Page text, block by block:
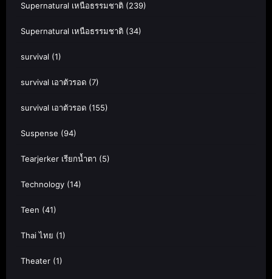
Supernatural เหนือธรรมชาติ (239)
Supernatural เหนือธรรมชาติ (34)
survival (1)
survival เอาตัวรอด (7)
survival เอาตัวรอด (155)
Suspense (94)
Tearjerker เรียกน้ำตา (5)
Technology (14)
Teen (41)
Thai ไทย (1)
Theater (1)